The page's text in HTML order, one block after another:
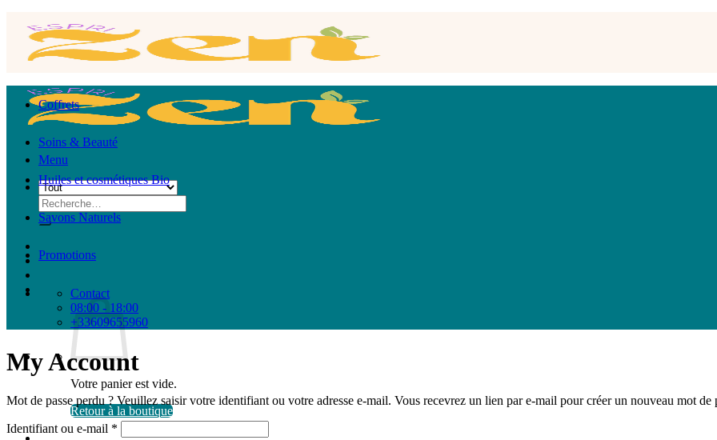
Menu
Recherche
pour :
Votre panier est vide.
Retour à la boutique
Coffrets
Soins & Beauté
Huiles et cosmétiques Bio
Savons Naturels
Promotions
Contact
08:00 - 18:00
+33609655960
My Account
Mot de passe perdu ? Veuillez saisir votre identifiant ou votre adresse e-mail. Vous recevrez un lien par e-mail pour créer un nouveau mot de
Identifiant ou e-mail *